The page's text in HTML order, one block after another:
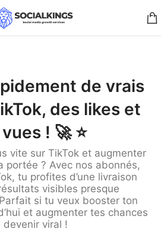
de vrais
des likes et
! 🚀 ⭐️
vite sur TikTok et augmenter
portée ? Avec nos abonnés,
tu profites d’une livraison
visibles presque
si tu veux booster ton
et augmenter tes chances
devenir viral !